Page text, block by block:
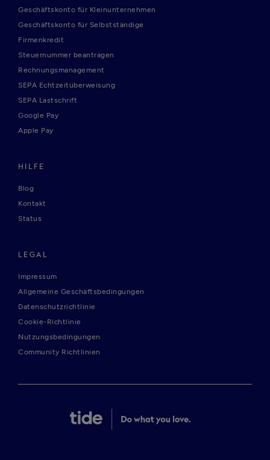
Geschäftskonto für Kleinunternehmen
Geschäftskonto für Selbstständige
Firmenkredit
Steuernummer beantragen
Rechnungsmanagement
SEPA Echtzeitüberweisung
SEPA Lastschrift
Google Pay
Apple Pay
HILFE
Blog
Kontakt
Status
LEGAL
Impressum
Allgemeine Geschäftsbedingungen
Datenschutzrichtlinie
Cookie-Richtlinie
Nutzungsbedingungen
Community Richtlinien